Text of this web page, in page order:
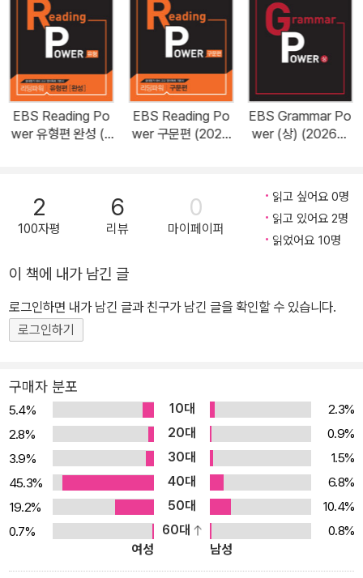
고 싶은 학생 ✓ 수능 출제 지문의 패턴을 제대로 파악하고 싶은 학생
✓ 꼭 필요한 어휘만 효율적으로 공부하고 싶은 학생 ✓ 자기 주도적
독해 학습의 힘을 키우고 싶은 학생 ✓ 수능도 내신도 놓칠 수 없는 학
생
EBS Reading Po
wer 유형편 완성 (2
EBS Reading Po
wer 구문편 (2026
EBS Grammar Po
wer (상) (2026년
2
100자평
6
리뷰
0
마이페이퍼
읽고 싶어요 0명
읽고 있어요 2명
읽었어요 10명
이 책에 내가 남긴 글
로그인하면 내가 남긴 글과 친구가 남긴 글을 확인할 수 있습니다.
로그인하기
구매자 분포
5.4% 10대
2.3%
2.8%
20대
0.9%
3.9%
30대
1.5%
45.3%
40대
6.8%
19.2%
50대
10.4%
0.7%
60대
0.8%
여성
남성